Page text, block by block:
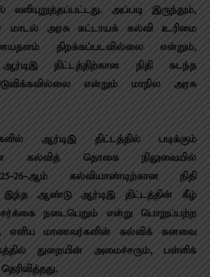
வலியுறுத்தப்பட்டது. அப்படி இருந்தும்,
மாடல் அரசு கட்டாயக் கல்வி உரிமை
திறக்கப்படவில்லை என்றும்,
திட்டத்திற்கான நிதி கடந்த
என்றும் மாநில அரசு
ஆர்டிஇ திட்டத்தில் படிக்கும்
கல்வித் தொகை நிலுவையில்
26-ஆம் கல்வியாண்டிற்கான நிதி
இந்த ஆண்டு ஆர்டிஇ திட்டத்தின் கீழ்
நடைபெறும் என்று பொறுப்பற்ற
எளிய மாணவர்களின் கல்விக் கனவை
துறையின் அமைச்சரும், பள்ளிக்